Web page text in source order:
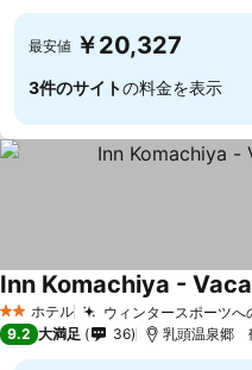
最安値 ￥20,327
3件のサイトの料金を表示
2 ホテルのランク
ホテル ウィンタースポーツへ
Inn Komachiya -
9.2 大満足 36 乳頭温泉郷